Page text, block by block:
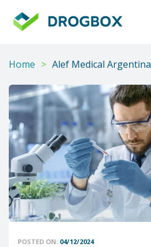
Home > Alef Medical Argentina
POSTED ON: 04/12/2024